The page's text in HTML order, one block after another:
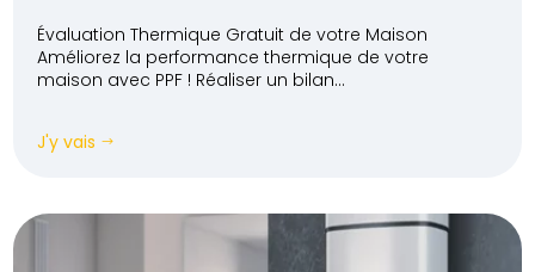
Évaluation Thermique Gratuit de votre Maison
Améliorez la performance thermique de votre
maison avec PPF ! Réaliser un bilan...
J'y vais $